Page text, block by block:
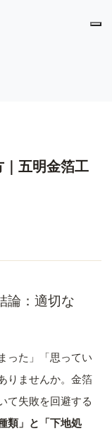
五明金箔工
論：適切な
った」「思ってい
りませんか。金箔
て失敗を回避する
類」と「下地処